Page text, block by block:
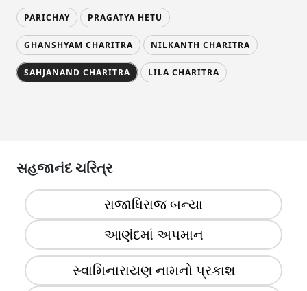
PARICHAY PRAGATYA HETU
GHANSHYAM CHARITRA NILKANTH CHARITRA
SAHJANAND CHARITRA LILA CHARITRA
સહજાનંદ ચરિત્ર
રાજાધિરાજ બન્યા
આણંદમાં અપમાન
સ્વામિનારાયણ નામનો પ્રકાશ